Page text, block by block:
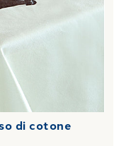
di cotone